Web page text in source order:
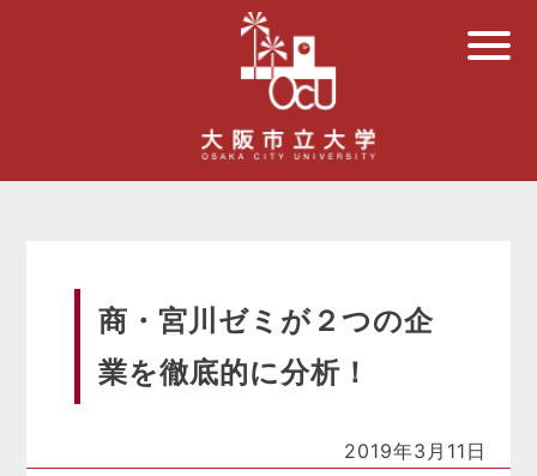
商・宮川ゼミが２つの企
業を徹底的に分析！
2019年3月11日